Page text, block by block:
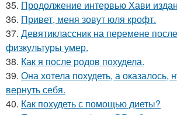
35. Продолжение интервью Хави
36. Привет, меня зовут юля крофт.
37. Девятиклассник на перемене
физкультуры умер.
38. Как я после родов похудела.
39. Она хотела похудеть, а оказалось,
вернуть себя.
40. Как похудеть с помощью диеты?